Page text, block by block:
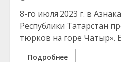
8-го июля 2023 г. в
Республики Татарстан
тюрков на горе Чатыр».
Подробнее